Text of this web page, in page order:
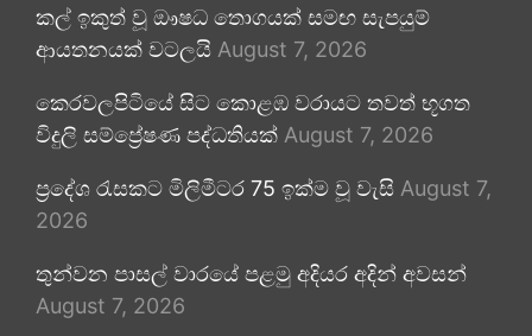
කල් ඉකුත් වූ ඖෂධ තොගයක් සමඟ සැපයුම්
ආයතනයක් වටලයි August 7, 2026
කෙරවලපිටියේ සිට කොළඹ වරායට තවත් භූගත
විදුලි සම්ප්‍රේෂණ පද්ධතියක් August 7, 2026
ප්‍රදේශ රැසකට මිලිමීටර 75 ඉක්ම වූ වැසි August 7,
2026
තුන්වන පාසල් වාරයේ පළමු අදියර අදින් අවසන්
August 7, 2026